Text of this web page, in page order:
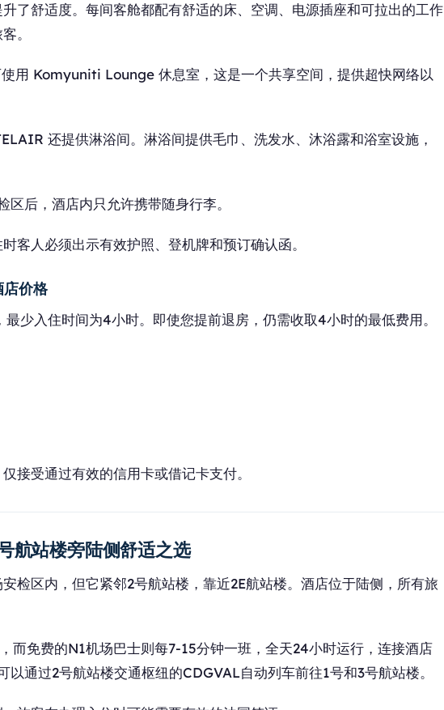
了舒适度。每间客舱都配有舒适的床、空调、电源插座和可拉出的工作
。
用 Komyuniti Lounge 休息室，这是一个共享空间，提供超快网络以
还提供淋浴间。淋浴间提供毛巾、洗发水、沐浴露和浴室设施，
区后，酒店内只允许携带随身行李。
客人必须出示有效护照、登机牌和预订确认函。
店价格
少入住时间为4小时。即使您提前退房，仍需收取4小时的最低费用。
接受通过有效的信用卡或借记卡支付。
航站楼旁陆侧舒适之选
检区内，但它紧邻2号航站楼，靠近2E航站楼。酒店位于陆侧，所有旅
而免费的N1机场巴士则每7-15分钟一班，全天24小时运行，连接酒店
以通过2号航站楼交通枢纽的CDGVAL自动列车前往1号和3号航站楼。